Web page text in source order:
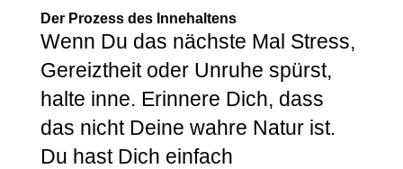
Der Prozess des Innehaltens
Wenn Du das nächste Mal Stress,
Gereiztheit oder Unruhe spürst,
halte inne. Erinnere Dich, dass
das nicht Deine wahre Natur ist.
Du hast Dich einfach